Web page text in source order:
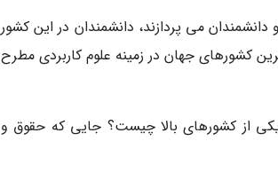
می پردازند، دانشمندان در این کشور
کشورهای جهان در زمینه علوم کاربردی مطرح
از کشورهای بالا چیست؟ جایی که حقوق و